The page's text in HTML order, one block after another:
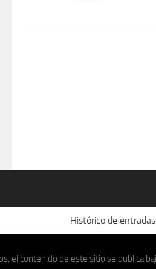
Histórico de entradas
el contenido de este sitio se publica